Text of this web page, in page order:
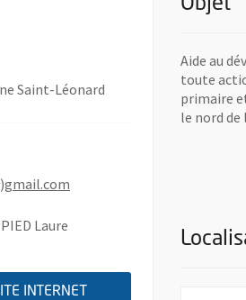
Objet
Aide au
toute
primaire
le nord de
Saint-Léonard
Laure
INTERNET , OUVRE UNE NOUVELLE